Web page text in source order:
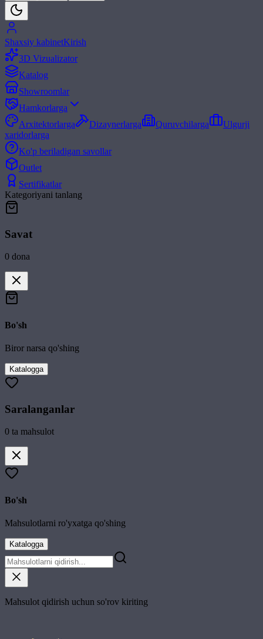
Shaxsiy kabinetKirish
3D Vizualizator
Katalog
Showroomlar
Hamkorlarga
Arxitektorlarga
Dizaynerlarga Quruvchilarga
Ulgurji
xaridorlarga
Ko'p beriladigan savollar
Outlet
Sertifikatlar
Kategoriyani tanlang
Savat
0 dona
Bo'sh
Biror narsa qo'shing
Katalogga
Saralanganlar
0 ta mahsulot
Bo'sh
Mahsulotlarni ro'yxatga qo'shing
Katalogga
Mahsulot qidirish uchun so'rov kiriting